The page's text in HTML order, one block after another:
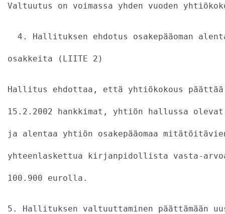
Valtuutus on voimassa yhden vuoden
4. Hallituksen ehdotus osakepääoman
osakkeita (LIITE 2)
Hallitus ehdottaa, että yhtiökokous
15.2.2002 hankkimat, yhtiön hallussa olevat
ja alentaa yhtiön osakepääomaa
yhteenlaskettua kirjanpidollista vasta-
100.900 eurolla.
5. Hallituksen valtuuttaminen päättämään